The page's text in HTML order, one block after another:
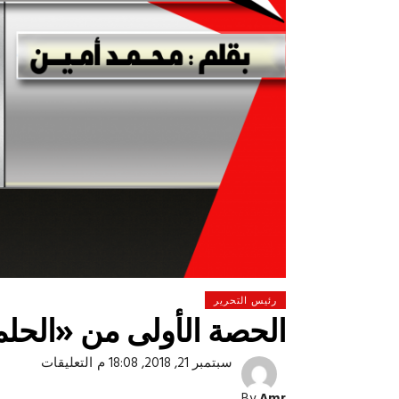
رئيس التحرير
الحصة الأولى من
سبتمبر 21, 2018, 18:08 م التعليقات التشجيع «أخلاق» وليس «تحفيل»